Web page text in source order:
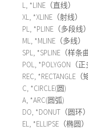
L, *LINE（直线）
XL, *XLINE（射线）
PL, *PLINE（多段线）
ML, *MLINE（多线）
SPL, *SPLINE（样条曲
POL, *POLYGON（正
REC, *RECTANGLE（
C, *CIRCLE(圆)
A, *ARC(圆弧)
DO, *DONUT（圆环）
EL, *ELLIPSE（椭圆）